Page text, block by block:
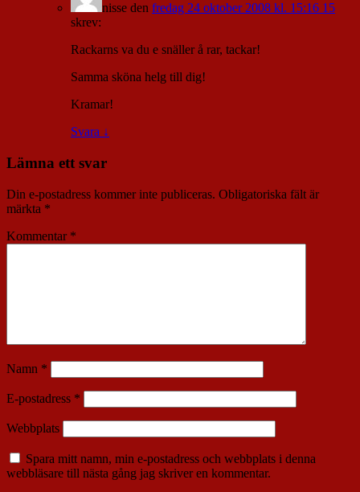
nisse den fredag 24 oktober 2008 kl. 15:16 15
skrev:
Rackarns va du e snäller å rar, tackar!
Samma sköna helg till dig!
Kramar!
Svara ↓
Lämna ett svar
Din e-postadress kommer inte publiceras. Obligatoriska fält är
märkta *
Kommentar *
Namn *
E-postadress *
Webbplats
Spara mitt namn, min e-postadress och webbplats i denna
webbläsare till nästa gång jag skriver en kommentar.